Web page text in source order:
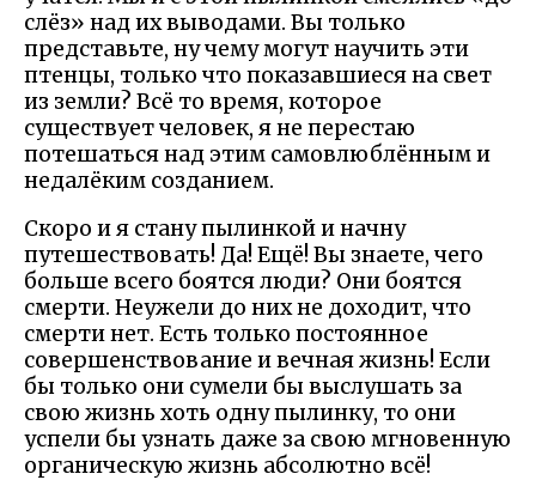
слёз» над их выводами. Вы только
представьте, ну чему могут научить эти
птенцы, только что показавшиеся на свет
из земли? Всё то время, которое
существует человек, я не перестаю
потешаться над этим самовлюблённым и
недалёким созданием.
Скоро и я стану пылинкой и начну
путешествовать! Да! Ещё! Вы знаете, чего
больше всего боятся люди? Они боятся
смерти. Неужели до них не доходит, что
смерти нет. Есть только постоянное
совершенствование и вечная жизнь! Если
бы только они сумели бы выслушать за
свою жизнь хоть одну пылинку, то они
успели бы узнать даже за свою мгновенную
органическую жизнь абсолютно всё!